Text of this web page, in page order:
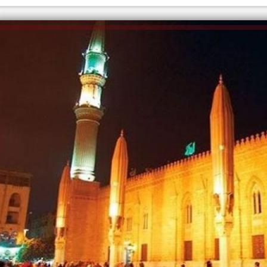
إلهام شرشر تكتب: «صلاح» ملك
المحبة.. رسول السلام والإنسانية
إلهام شرشر تكتب: دي مبقتش كورة..